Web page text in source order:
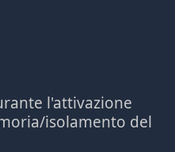
l'attivazione
isolamento del